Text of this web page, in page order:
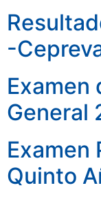
-
Examen
General
Examen
Quinto